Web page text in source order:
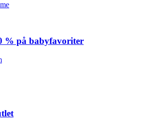
% på babyfavoriter